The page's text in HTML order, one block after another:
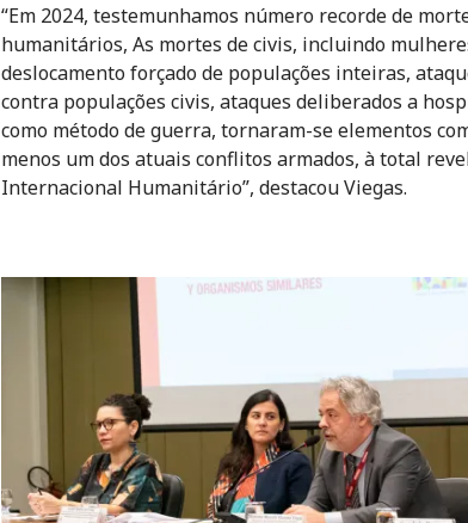
“Em 2024, testemunhamos número recorde de
humanitários, As mortes de civis, incluindo
deslocamento forçado de populações inteiras,
contra populações civis, ataques deliberados a
como método de guerra, tornaram-se elementos
menos um dos atuais conflitos armados, à total
Internacional Humanitário”, destacou Viegas.